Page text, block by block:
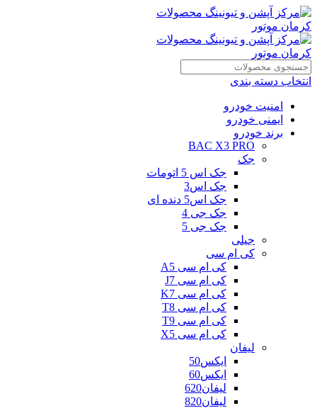
انتخاب دسته بندی
امنیت خودرو
ایمنی خودرو
برند خودرو
BAC X3 PRO
جک
جک اس 5 اتومات
جک اس3
جک اس5 دنده ای
جک جی 4
جک جی 5
جیلی
کی ام سی
کی ام سی A5
کی ام سی J7
کی ام سی K7
کی ام سی T8
کی ام سی T9
کی ام سی X5
لیفان
ایکس50
ایکس60
لیفان620
لیفان820